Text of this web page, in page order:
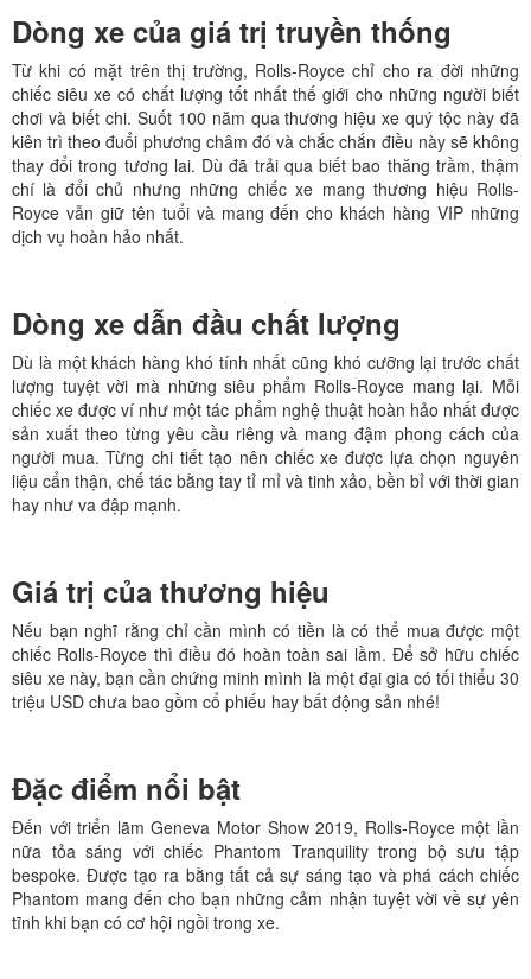
Dòng xe của giá trị truyền thống
Từ khi có mặt trên thị trường, Rolls-Royce chỉ cho ra đời những
chiếc siêu xe có chất lượng tốt nhất thế giới cho những người biết
chơi và biết chi. Suốt 100 năm qua thương hiệu xe quý tộc này đã
kiên trì theo đuổi phương châm đó và chắc chắn điều này sẽ không
thay đổi trong tương lai. Dù đã trải qua biết bao thăng trầm, thậm
chí là đổi chủ nhưng những chiếc xe mang thương hiệu Rolls-
Royce vẫn giữ tên tuổi và mang đến cho khách hàng VIP những
dịch vụ hoàn hảo nhất.
Dòng xe dẫn đầu chất lượng
Dù là một khách hàng khó tính nhất cũng khó cưỡng lại trước chất
lượng tuyệt vời mà những siêu phẩm Rolls-Royce mang lại. Mỗi
chiếc xe được ví như một tác phẩm nghệ thuật hoàn hảo nhất được
sản xuất theo từng yêu cầu riêng và mang đậm phong cách của
người mua. Từng chi tiết tạo nên chiếc xe được lựa chọn nguyên
liệu cẩn thận, chế tác bằng tay tỉ mỉ và tinh xảo, bền bỉ với thời gian
hay như va đập mạnh.
Giá trị của thương hiệu
Nếu bạn nghĩ rằng chỉ cần mình có tiền là có thể mua được một
chiếc Rolls-Royce thì điều đó hoàn toàn sai lầm. Để sở hữu chiếc
siêu xe này, bạn cần chứng minh mình là một đại gia có tối thiểu 30
triệu USD chưa bao gồm cổ phiếu hay bất động sản nhé!
Đặc điểm nổi bật
Đến với triển lãm Geneva Motor Show 2019, Rolls-Royce một lần
nữa tỏa sáng với chiếc Phantom Tranquility trong bộ sưu tập
bespoke. Được tạo ra bằng tất cả sự sáng tạo và phá cách chiếc
Phantom mang đến cho bạn những cảm nhận tuyệt vời về sự yên
tĩnh khi bạn có cơ hội ngồi trong xe.